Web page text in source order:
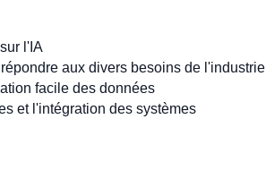
l'IA
aux divers besoins de l'industrie
facile des données
et l'intégration des systèmes